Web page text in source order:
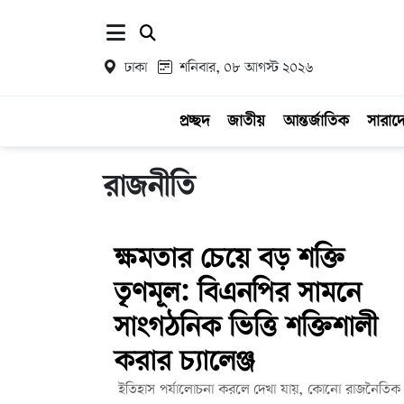
ঢাকা শনিবার, ০৮ আগস্ট ২০২৬
প্রচ্ছদ জাতীয় আন্তর্জাতিক
রাজনীতি
ক্ষমতার চেয়ে বড় শক্তি
তৃণমূল: বিএনপির সামনে
সাংগঠনিক ভিত্তি শক্তিশালী
করার চ্যালেঞ্জ
ইতিহাস পর্যালোচনা করলে দেখা যায়, কোনো রাজনৈতিক